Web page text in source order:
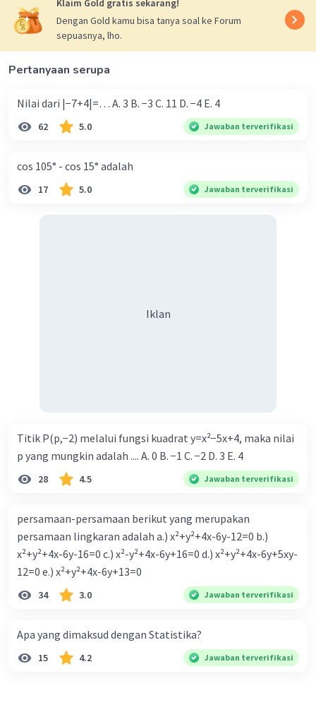
Klaim Gold gratis sekarang!
Dengan Gold kamu bisa tanya soal ke Forum
sepuasnya, lho.
Pertanyaan serupa
Nilai dari |−7+4|=… A. 3 B. −3 C. 11 D. −4 E. 4
62 5.0 Jawaban terverifikasi
cos 105° - cos 15° adalah
17 5.0 Jawaban terverifikasi
Iklan
Titik P(p,−2) melalui fungsi kuadrat y=x²−5x+4, maka nilai
p yang mungkin adalah .... A. 0 B. −1 C. −2 D. 3 E. 4
28 4.5 Jawaban terverifikasi
persamaan-persamaan berikut yang merupakan
persamaan lingkaran adalah a.) x²+y²+4x-6y-12=0 b.)
x²+y²+4x-6y-16=0 c.) x²-y²+4x-6y+16=0 d.) x²+y²+4x-6y+5xy-
12=0 e.) x²+y²+4x-6y+13=0
34 3.0 Jawaban terverifikasi
Apa yang dimaksud dengan Statistika?
15 4.2 Jawaban terverifikasi